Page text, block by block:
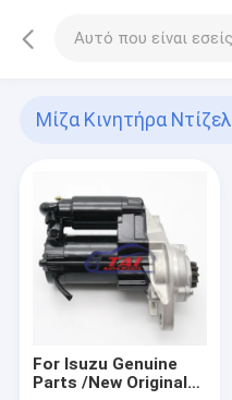
Μίζα Κινητήρα Ντίζελ
For Isuzu Genuine
Parts /New Original